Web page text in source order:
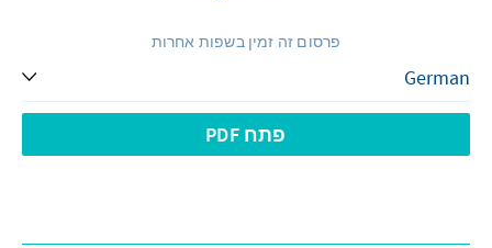
פרסום זה זמין בשפות אחרות
פתח PDF